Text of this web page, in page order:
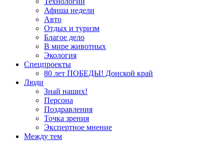
Афиша недели
Авто
Отдых и туризм
Благое дело
В мире животных
Экология
Спецпроекты
80 лет ПОБЕДЫ! Донской край
Люди
Знай наших!
Персона
Поздравления
Точка зрения
Экспертное мнение
Между тем